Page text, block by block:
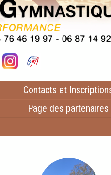
Contacts et
Page des partenaires